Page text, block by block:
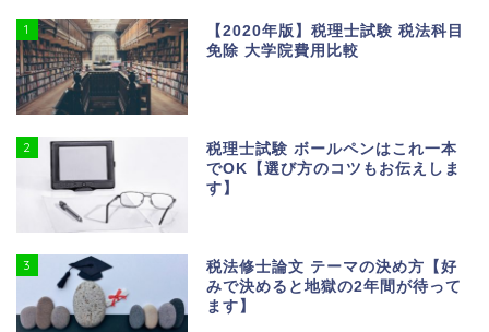
1
【2020年版】税理士試験 税法科目
免除 大学院費用比較
2
税理士試験 ボールペンはこれ一本
でOK【選び方のコツもお伝えしま
す】
3
税法修士論文 テーマの決め方【好
みで決めると地獄の2年間が待って
ます】